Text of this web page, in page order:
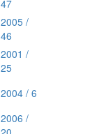
47
2005 /
46
2001 /
25
2004 / 6
2006 /